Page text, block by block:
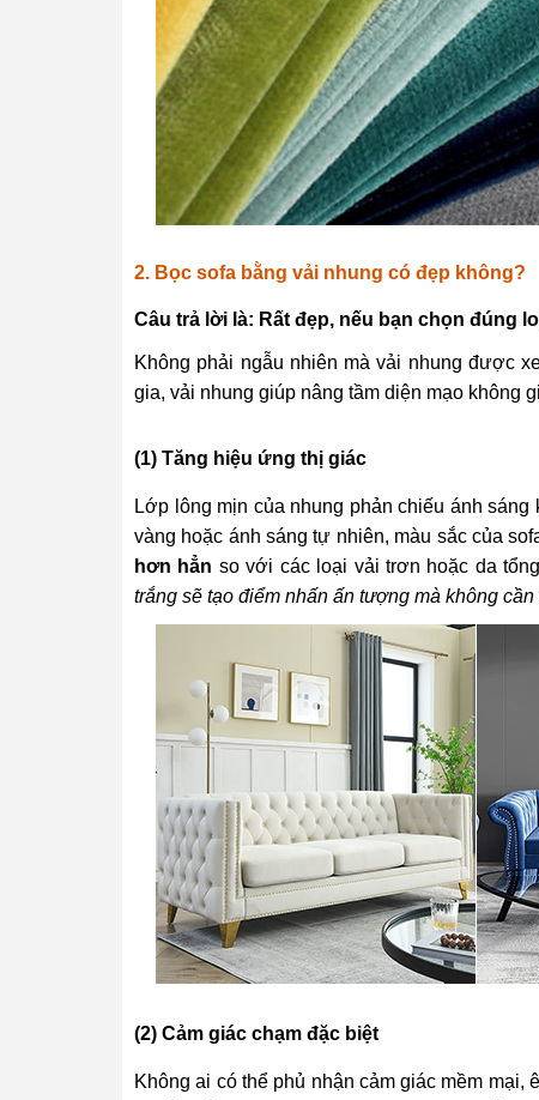
2. Bọc sofa bằng vải nhung có đẹp không?
Câu trả lời là: Rất đẹp, nếu bạn chọn đúng
Không phải ngẫu nhiên mà vải nhung được
gia, vải nhung giúp nâng tầm diện mạo không
(1) Tăng hiệu ứng thị giác
Lớp lông mịn của nhung phản chiếu ánh
vàng hoặc ánh sáng tự nhiên, màu sắc của
hơn hẳn so với các loại vải trơn hoặc da
trắng sẽ tạo điểm nhấn ấn tượng mà không
(2) Cảm giác chạm đặc biệt
Không ai có thể phủ nhận cảm giác mềm